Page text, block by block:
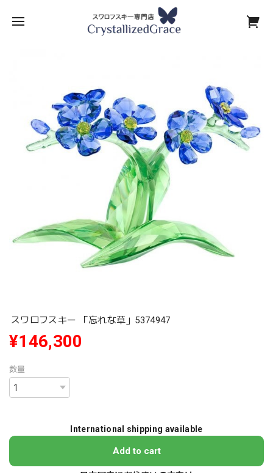
スワロフスキー 「忘れな草」5374947
¥146,300
数量
International shipping available
Add to cart